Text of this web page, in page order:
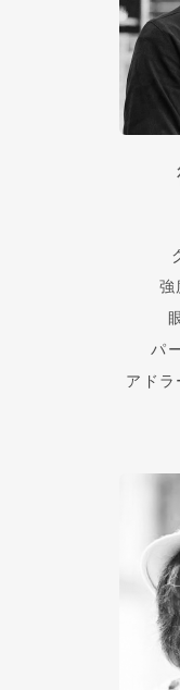
強
パ
アドラ